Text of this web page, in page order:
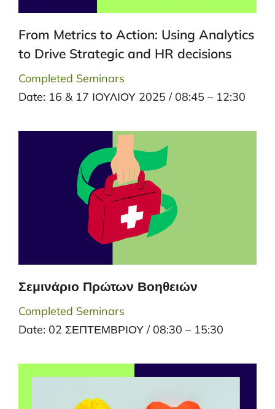
From Metrics to Action: Using Analytics
to Drive Strategic and HR decisions
Completed Seminars
Date: 16 & 17 ΙΟΥΛΙΟΥ 2025 / 08:45 – 12:30
Σεμινάριο Πρώτων Βοηθειών
Completed Seminars
Date: 02 ΣΕΠΤΕΜΒΡΙΟΥ / 08:30 – 15:30